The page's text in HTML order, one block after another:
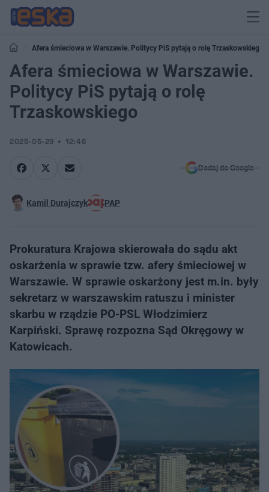
Afera śmieciowa w Warszawie. Politycy PiS pytają o rolę Trzaskowskiego
Afera śmieciowa w Warszawie.
Politycy PiS pytają o rolę
Trzaskowskiego
2025-05-29 12:46
Dodaj do Google
Kamil Durajczyk PAP
Prokuratura Krajowa skierowała do sądu akt
oskarżenia w sprawie tzw. afery śmieciowej w
Warszawie. W sprawie oskarżony jest m.in. były
sekretarz w warszawskim ratuszu i minister
skarbu w rządzie PO-PSL Włodzimierz
Karpiński. Sprawę rozpozna Sąd Okręgowy w
Katowicach.